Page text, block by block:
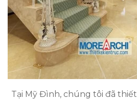
Tại Mỹ Đình, chúng tôi đã